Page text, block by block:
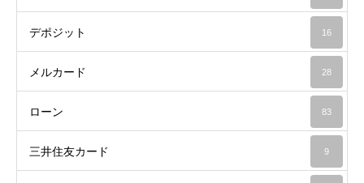
デポジット 16
メルカード 28
ローン 83
三井住友カード 9